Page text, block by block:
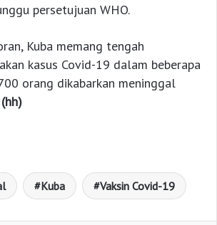
persetujuan WHO.
Kuba memang tengah
kasus Covid-19 dalam beberapa
orang dikabarkan meninggal
(hh)
Kuba Vaksin Covid-19